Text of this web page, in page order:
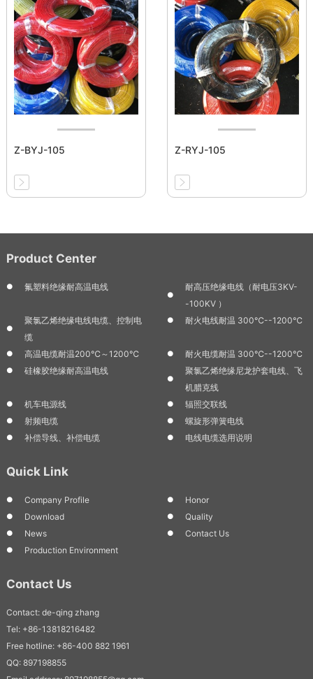
Z-BYJ-105 Z-RYJ-105
Product Center
氟塑料绝缘耐高温电线
耐高压绝缘电线（耐电压3KV-
-100KV ）
聚氯乙烯绝缘电线电缆、控制电
缆
耐火电线耐温 300℃--1200℃
高温电缆耐温200℃～1200℃
耐火电缆耐温 300℃--1200℃
硅橡胶绝缘耐高温电线
聚氯乙烯绝缘尼龙护套电线、飞
机腊克线
机车电源线
辐照交联线
射频电缆
螺旋形弹簧电线
补偿导线、补偿电缆
电线电缆选用说明
Quick Link
Company Profile
Honor
Download
Quality
News
Contact Us
Production Environment
Contact Us
Contact: de-qing zhang
Tel: +86-13818216482
Free hotline: +86-400 882 1961
QQ: 897198855